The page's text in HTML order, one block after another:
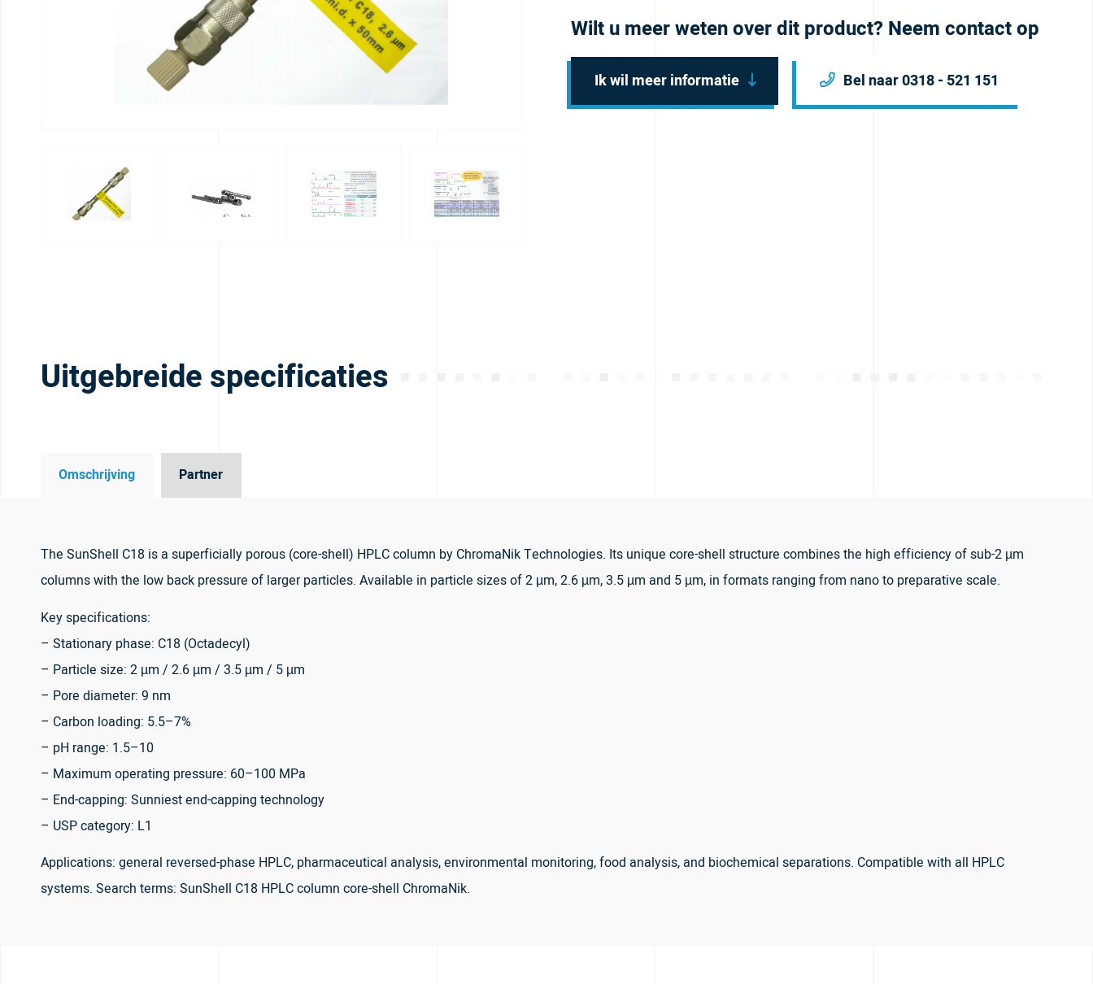
Wilt u meer weten over dit product? Neem contact op
Ik wil meer informatie Bel naar 0318 - 521 151
Uitgebreide specificaties
Omschrijving Partner
The SunShell C18 is a superficially porous (core-shell) HPLC column by ChromaNik Technologies. Its unique core-shell structure combines the high efficiency of sub-2 µm
columns with the low back pressure of larger particles. Available in particle sizes of 2 µm, 2.6 µm, 3.5 µm and 5 µm, in formats ranging from nano to preparative scale.
Key specifications:
– Stationary phase: C18 (Octadecyl)
– Particle size: 2 µm / 2.6 µm / 3.5 µm / 5 µm
– Pore diameter: 9 nm
– Carbon loading: 5.5–7%
– pH range: 1.5–10
– Maximum operating pressure: 60–100 MPa
– End-capping: Sunniest end-capping technology
– USP category: L1
Applications: general reversed-phase HPLC, pharmaceutical analysis, environmental monitoring, food analysis, and biochemical separations. Compatible with all HPLC
systems. Search terms: SunShell C18 HPLC column core-shell ChromaNik.